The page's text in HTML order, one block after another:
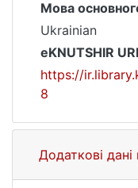
Мова
Ukrainian
eKNUTSHIR
https://
8
Додаткові дані